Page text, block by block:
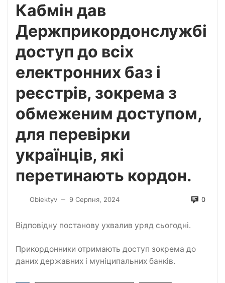
Кабмін дав
Держприкордонслужбі
доступ до всіх
електронних баз і
реєстрів, зокрема з
обмеженим доступом,
для перевірки
українців, які
перетинають кордон.
Obiektyv — 9 Серпня, 2024 0
Відповідну постанову ухвалив уряд сьогодні.
Прикордонники отримають доступ зокрема до
даних державних і муніципальних банків.